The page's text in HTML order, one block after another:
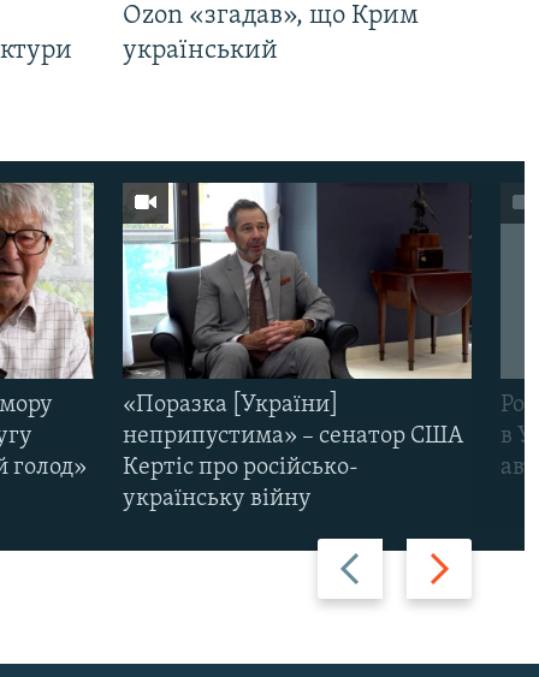
Ozon «згадав», що Крим
український
Назад Вперед
голод»
«Поразка [України]
неприпустима» – сенатор США
Кертіс про російсько-
українську війну
в